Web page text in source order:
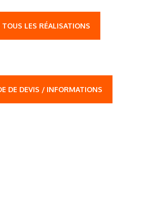
TOUS LES RÉALISATIONS
DE DEVIS / INFORMATIONS